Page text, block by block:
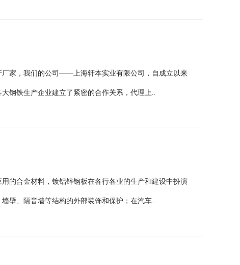
厂家，我们的公司——上海轩本实业有限公司，自成立以来
钢铁生产企业建立了紧密的合作关系，代理上..
的合金材料，镀铝锌钢板在各行各业的生产和建设中扮演
壁、隔音墙等结构的外部装饰和保护；在汽车..